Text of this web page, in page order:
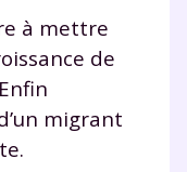
à mettre
de
migrant